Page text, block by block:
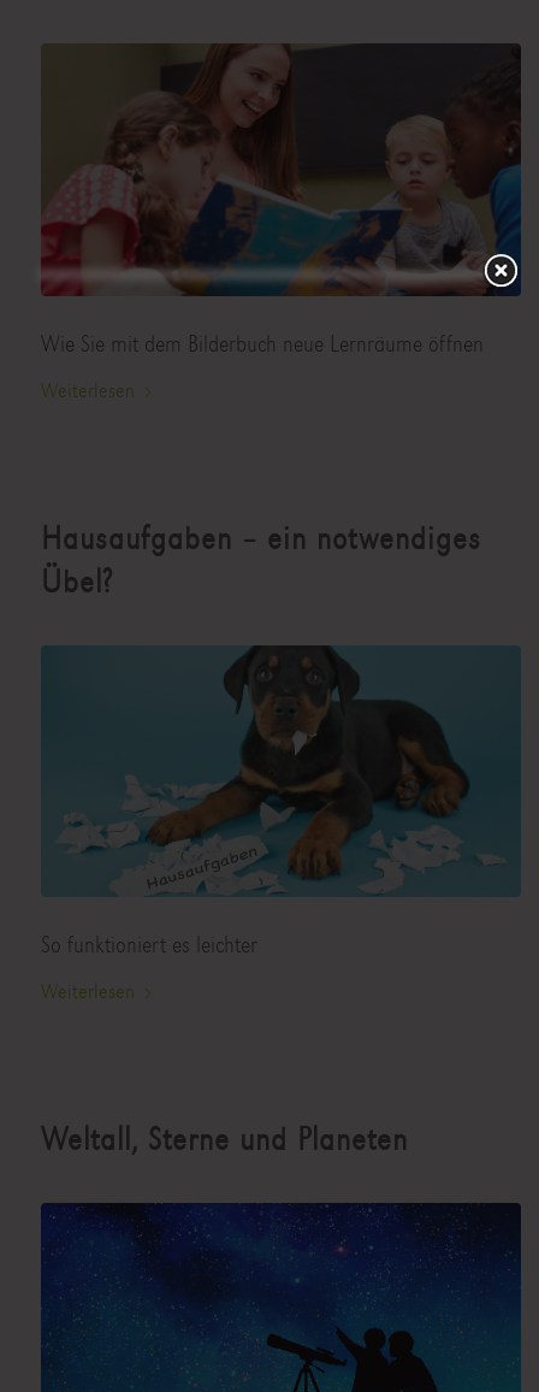
Wie Sie mit dem Bilderbuch neue Lernräume öffnen
Weiterlesen
Hausaufgaben – ein notwendiges
Übel?
So funktioniert es leichter
Weiterlesen
Weltall, Sterne und Planeten